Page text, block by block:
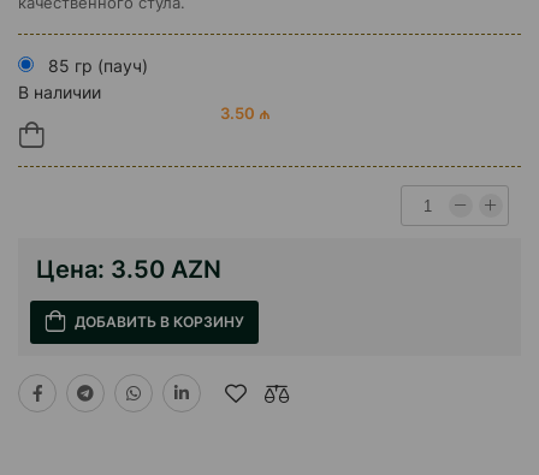
85 гр (пауч)
В наличии
3.50 ₼
Цена: 3.50 AZN
ДОБАВИТЬ В КОРЗИНУ